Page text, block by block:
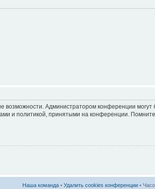
возможности. Администратором конференции могут
и политикой, принятыми на конференции.
Наша команда • Удалить cookies конференции •